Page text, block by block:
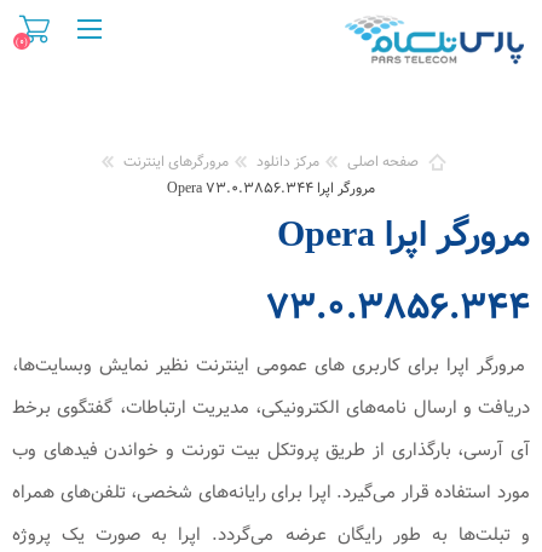
(۰)
صفحه اصلی مرکز دانلود
مرورگرهای اینترنت
مرورگر اپرا Opera ۷۳.۰.۳۸۵۶.۳۴۴
مرورگر اپرا Opera
۷۳.۰.۳۸۵۶.۳۴۴
مرورگر اپرا برای کاربری‌ های عمومی اینترنت نظیر نمایش وبسایت‌ها،
دریافت و ارسال نامه‌های الکترونیکی، مدیریت ارتباطات، گفتگوی برخط
آی‌ آرسی، بارگذاری از طریق پروتکل بیت‌ تورنت و خواندن فیدهای وب
مورد استفاده قرار می‌گیرد. اپرا برای رایانه‌های شخصی، تلفن‌های همراه
و تبلت‌ها به طور رایگان عرضه می‌گردد. اپرا به صورت یک پروژه